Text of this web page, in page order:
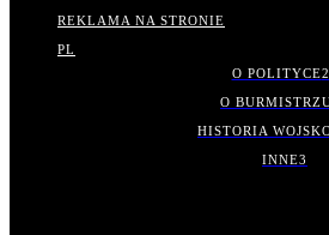
REKLAMA NA STRONIE
PL
O POLITYCE
O
HISTORIA
INNE3